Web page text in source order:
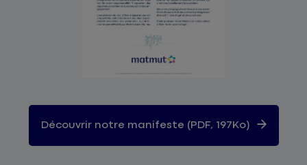
Découvrir notre manifeste (PDF, 197Ko)